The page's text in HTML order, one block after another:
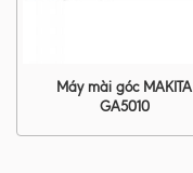
Máy mài góc MAKITA
GA5010